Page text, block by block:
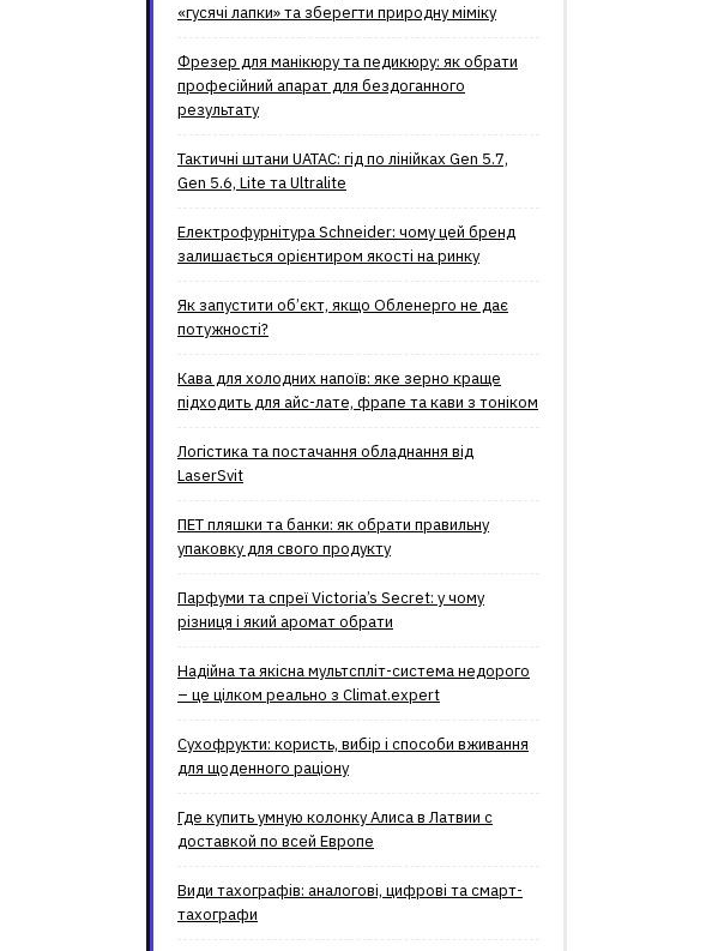
«гусячі лапки» та зберегти природну міміку
Фрезер для манікюру та педикюру: як обрати
професійний апарат для бездоганного
результату
Тактичні штани UATAC: гід по лінійках Gen 5.7,
Gen 5.6, Lite та Ultralite
Електрофурнітура Schneider: чому цей бренд
залишається орієнтиром якості на ринку
Як запустити об’єкт, якщо Обленерго не дає
потужності?
Кава для холодних напоїв: яке зерно краще
підходить для айс-лате, фрапе та кави з тоніком
Логістика та постачання обладнання від
LaserSvit
ПЕТ пляшки та банки: як обрати правильну
упаковку для свого продукту
Парфуми та спреї Victoria’s Secret: у чому
різниця і який аромат обрати
Надійна та якісна мультспліт-система недорого
– це цілком реально з Climat.еxpert
Сухофрукти: користь, вибір і способи вживання
для щоденного раціону
Где купить умную колонку Алиса в Латвии с
доставкой по всей Европе
Види тахографів: аналогові, цифрові та смарт-
тахографи